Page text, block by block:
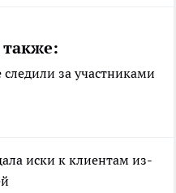
за участниками
иски к клиентам из-